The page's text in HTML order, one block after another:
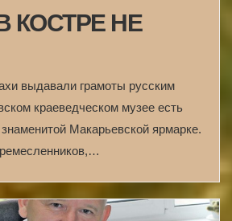
КОСТРЕ НЕ
выдавали грамоты русским
краеведческом музее есть
Макарьевской ярмарке.